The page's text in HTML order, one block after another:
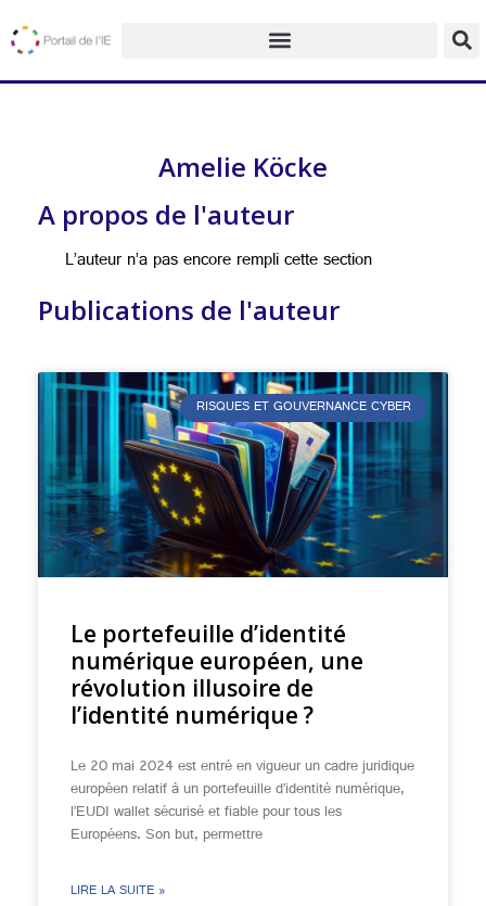
Amelie Köcke
A propos de l'auteur
L’auteur n’a pas encore rempli cette section
Publications de l'auteur
RISQUES ET GOUVERNANCE CYBER
Le portefeuille d’identité
numérique européen, une
révolution illusoire de
l’identité numérique ?
Le 20 mai 2024 est entré en vigueur un cadre juridique
européen relatif à un portefeuille d’identité numérique,
l’EUDI wallet sécurisé et fiable pour tous les
Européens. Son but, permettre
LIRE LA SUITE »